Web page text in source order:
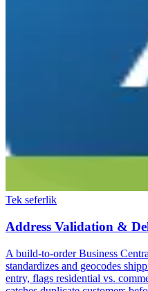
Tek seferlik
Address Validation &
A build-to-order Business
standardizes and geocodes
entry, flags residential vs.